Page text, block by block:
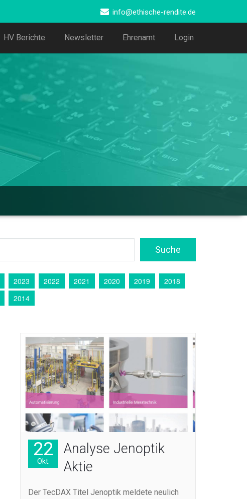
info@ethische-rendite.de
HV Berichte Newsletter Ehrenamt Login
2023 2022 2021 2020 2019
2018
2014
22
Okt.
Analyse Jenoptik
Aktie
Der TecDAX Titel Jenoptik meldete neulich